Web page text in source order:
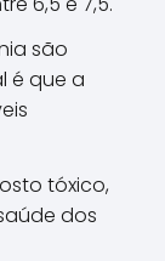
são
é que a
tóxico,
dos